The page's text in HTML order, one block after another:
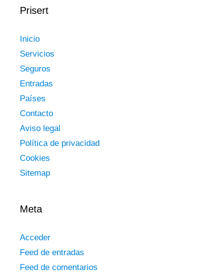
Prisert
Inicio
Servicios
Seguros
Entradas
Países
Contacto
Aviso legal
Política de privacidad
Cookies
Sitemap
Meta
Acceder
Feed de entradas
Feed de comentarios